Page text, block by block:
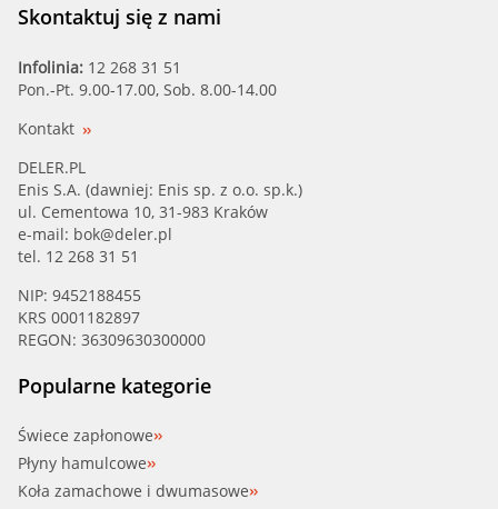
Skontaktuj się z nami
Infolinia: 12 268 31 51
Pon.-Pt. 9.00-17.00, Sob. 8.00-14.00
Kontakt
DELER.PL
Enis S.A. (dawniej: Enis sp. z o.o. sp.k.)
ul. Cementowa 10, 31-983 Kraków
e-mail: bok@deler.pl
tel. 12 268 31 51
NIP: 9452188455
KRS 0001182897
REGON: 36309630300000
Popularne kategorie
Świece zapłonowe
Płyny hamulcowe
Koła zamachowe i dwumasowe